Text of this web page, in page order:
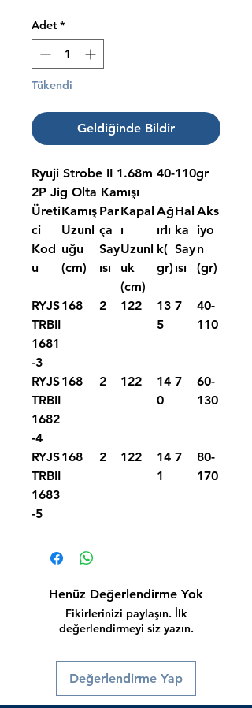
Adet *
Tükendi
Geldiğinde Bildir
Ryuji Strobe II 1.68m 40-110gr
2P Jig Olta Kamışı
Üreti
ci
Kod
u
Kamış
Uzunl
uğu
(cm)
Par
ça
Say
ısı
Kapal
ı
Uzunl
uk
(cm)
Ağ
ırlı
k(
gr)
Hal
ka
Say
ısı
Aks
iyo
n
(gr)
RYJS
TRBII
1681
-3
168 2 122
13
5
7
40-
110
RYJS
TRBII
1682
-4
168 2 122
14
0
7
60-
130
RYJS
TRBII
1683
-5
168 2 122
14
1
7
80-
170
Henüz Değerlendirme Yok
Fikirlerinizi paylaşın. İlk
değerlendirmeyi siz yazın.
Değerlendirme Yap